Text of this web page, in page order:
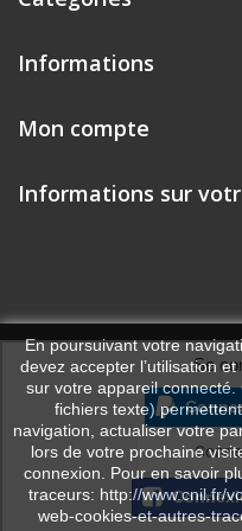
Informations
Mon compte
Informations sur
En poursuivant votre
devez accepter l’utilisation
sur votre appareil connecté.
fichiers texte)
navigation, actualiser votre
lors de votre prochaine
connexion. Pour en savoir
traceurs: http://www.cnil.fr/
web-cookies-et-autres-
Se